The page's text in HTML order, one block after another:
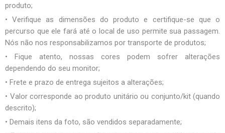
produto;
• Verifique as dimensões do produto e certifique-se que o
percurso que ele fará até o local de uso permite sua passagem.
Nós não nos responsabilizamos por transporte de produtos;
• Fique atento, nossas cores podem sofrer alterações
dependendo do seu monitor;
• Frete e prazo de entrega sujeitos a alterações;
• Valor corresponde ao produto unitário ou conjunto/kit (quando
descrito);
• Demais itens da foto, são vendidos separadamente;